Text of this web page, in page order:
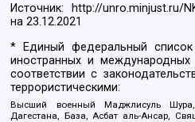
Источник: http://unro.minjust.ru/
на23.12.2021
* Единый федеральный
иностранных и международных
соответствии с
террористическими:
Высший военный Маджлисуль
Дагестана, База, Асбат аль-Ансар,